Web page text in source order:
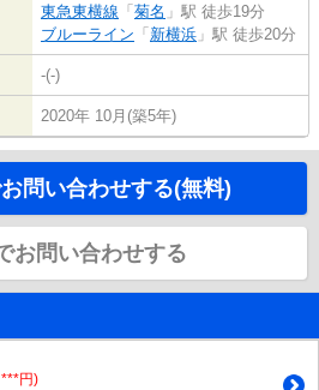
東急東横線 「 菊名 」駅 徒歩19分
ブルーライン 「 新横浜 」駅 徒歩20分
-(-)
2020年 10月(築5年)
問い合わせする(無料)
お問い合わせする
円)